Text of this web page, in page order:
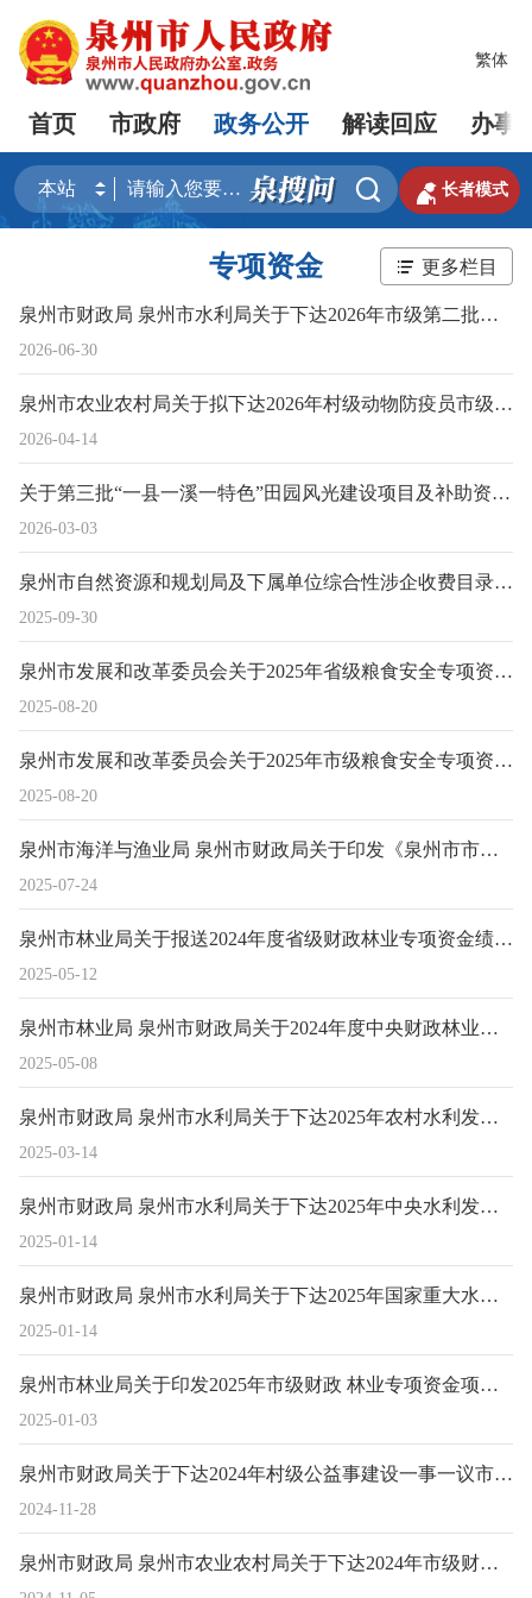
繁体
首页 市政府 政务公开 解读回应 办事
  长者模式
专项资金 更多栏目
2026-06-30
泉州市财政局 泉州市水利局关于下达2026年市级第二批水利专项资金的通知（泉财农指〔2026〕46号）
2026-04-14
泉州市农业农村局关于拟下达2026年村级动物防疫员市级专项补助资金的公示
2026-03-03
关于第三批“一县一溪一特色”田园风光建设项目及补助资金的公示
2025-09-30
泉州市自然资源和规划局及下属单位综合性涉企收费目录清单
2025-08-20
泉州市发展和改革委员会关于2025年省级粮食安全专项资金分配方案的公示
2025-08-20
泉州市发展和改革委员会关于2025年市级粮食安全专项资金分配方案的公示
2025-07-24
泉州市海洋与渔业局 泉州市财政局关于印发《泉州市市级海洋与渔业高质量发展专项资金管理暂行规定》的通知
2025-05-12
泉州市林业局关于报送2024年度省级财政林业专项资金绩效自评情况的报告
2025-05-08
泉州市林业局 泉州市财政局关于2024年度中央财政林业专项资金绩效自评报告
2025-03-14
泉州市财政局 泉州市水利局关于下达2025年农村水利发展（为民办实事）资金的通知（泉财农指〔2025〕21号）
2025-01-14
泉州市财政局 泉州市水利局关于下达2025年中央水利发展资金的通知（泉财农指〔2025〕20号）
2025-01-14
泉州市财政局 泉州市水利局关于下达2025年国家重大水利工程建设基金（三峡后续工作）的通知（泉财农指〔2025〕8号）
2025-01-03
泉州市林业局关于印发2025年市级财政 林业专项资金项目申报指南的通知
2024-11-28
泉州市财政局关于下达2024年村级公益事建设一事一议市级财政奖补资金的通知
泉州市财政局 泉州市农业农村局关于下达2024年市级财政衔接推进乡村振兴补助资金（第二批低收入农户住房改善提升）的通知